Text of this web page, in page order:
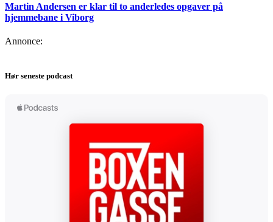
Martin Andersen er klar til to anderledes opgaver på
hjemmebane i Viborg
Annonce:
Hør seneste podcast